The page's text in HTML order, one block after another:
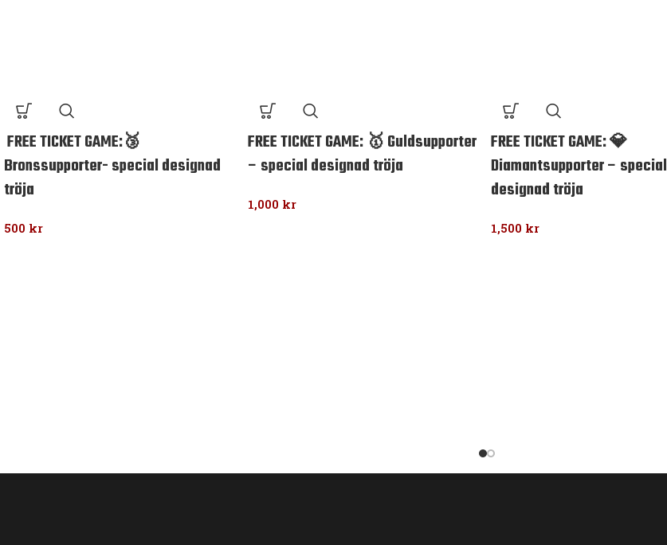
FREE TICKET GAME:🥉
Bronssupporter- special designad
tröja
500 kr
FREE TICKET GAME: 🥇 Guldsupporter
– special designad tröja
1,000 kr
FREE TICKET GAME: 💎
Diamantsupporter – special
designad tröja
1,500 kr